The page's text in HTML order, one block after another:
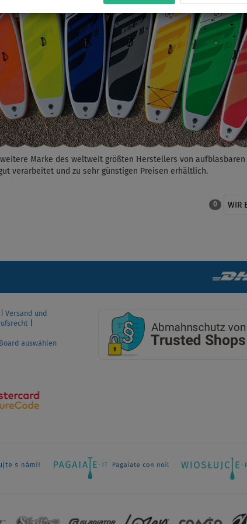
weitere Marke des weltweit größten Herstellers von
verarbeitet und zu sehr günstigen Preisen erhältlich.
0 WIR
Versand und
auswählen